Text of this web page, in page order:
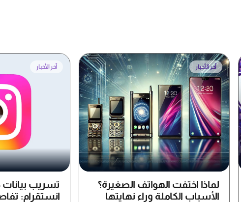
آخر الأخبار
لماذا اختفت الهواتف الصغيرة؟
الأسباب الكاملة وراء نهايتها
آخر الأخبار
تسريب
انستقرام: